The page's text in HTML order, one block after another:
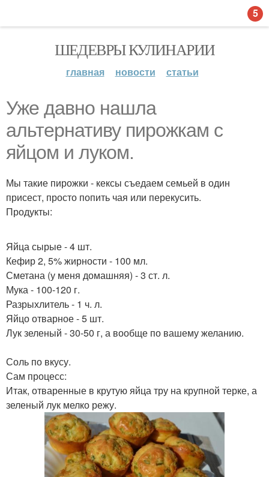
ШЕДЕВРЫ КУЛИНАРИИ
главная новости статьи
Уже давно нашла
альтернативу пирожкам с
яйцом и луком.
Мы такие пирожки - кексы съедаем семьей в один
присест, просто попить чая или перекусить.
Продукты:
Яйца сырые - 4 шт.
Кефир 2, 5% жирности - 100 мл.
Сметана (у меня домашняя) - 3 ст. л.
Мука - 100-120 г.
Разрыхлитель - 1 ч. л.
Яйцо отварное - 5 шт.
Лук зеленый - 30-50 г, а вообще по вашему желанию.
Соль по вкусу.
Сам процесс:
Итак, отваренные в крутую яйца тру на крупной терке, а
зеленый лук мелко режу.
5